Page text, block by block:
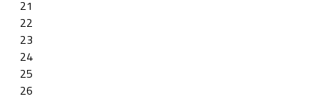
21
22
23
24
25
26